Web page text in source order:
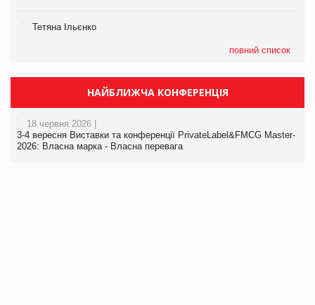
Тетяна Ільєнко
повний список
НАЙБЛИЖЧА КОНФЕРЕНЦІЯ
18 червня 2026 |
3-4 вересня Виставки та конференції PrivateLabel&FMCG Master-
2026: Власна марка - Власна перевага